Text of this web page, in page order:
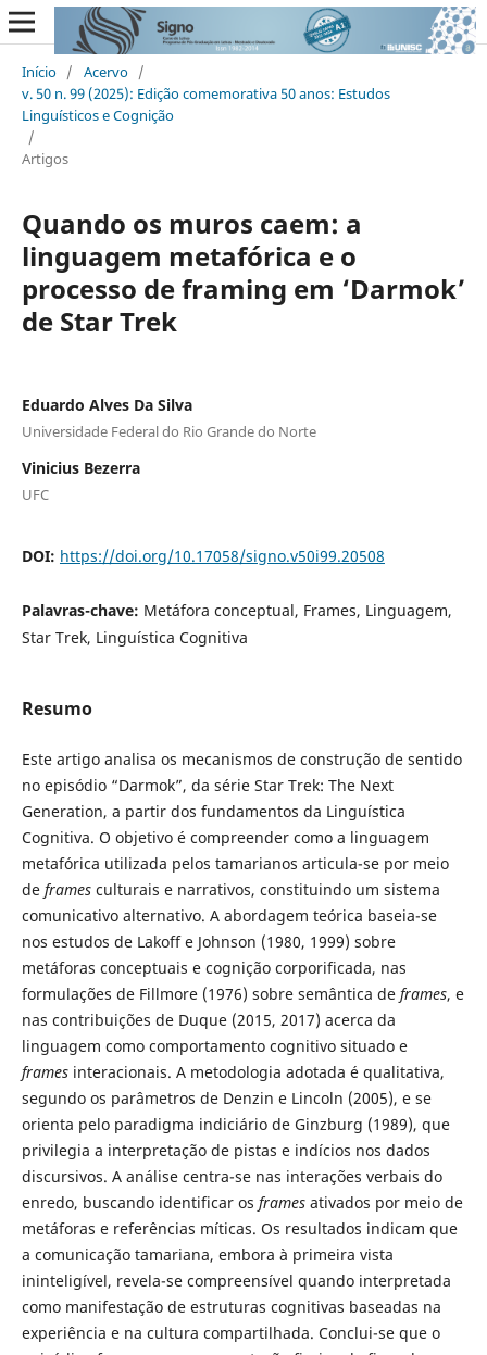
Início / Acervo /
v. 50 n. 99 (2025): Edição comemorativa 50 anos: Estudos
Linguísticos e Cognição
/
Artigos
Quando os muros caem: a
linguagem metafórica e o
processo de framing em ‘Darmok’
de Star Trek
Eduardo Alves Da Silva
Universidade Federal do Rio Grande do Norte
Vinicius Bezerra
UFC
DOI: https://doi.org/10.17058/signo.v50i99.20508
Palavras-chave: Metáfora conceptual, Frames, Linguagem,
Star Trek, Linguística Cognitiva
Resumo
Este artigo analisa os mecanismos de construção de sentido
no episódio “Darmok”, da série Star Trek: The Next
Generation, a partir dos fundamentos da Linguística
Cognitiva. O objetivo é compreender como a linguagem
metafórica utilizada pelos tamarianos articula-se por meio
de framesculturais e narrativos, constituindo um sistema
comunicativo alternativo. A abordagem teórica baseia-se
nos estudos de Lakoff e Johnson (1980, 1999) sobre
metáforas conceptuais e cognição corporificada, nas
formulações de Fillmore (1976) sobre semântica de frames, e
nas contribuições de Duque (2015, 2017) acerca da
linguagem como comportamento cognitivo situado e
framesinteracionais. A metodologia adotada é qualitativa,
segundo os parâmetros de Denzin e Lincoln (2005), e se
orienta pelo paradigma indiciário de Ginzburg (1989), que
privilegia a interpretação de pistas e indícios nos dados
discursivos. A análise centra-se nas interações verbais do
enredo, buscando identificar os framesativados por meio de
metáforas e referências míticas. Os resultados indicam que
a comunicação tamariana, embora à primeira vista
ininteligível, revela-se compreensível quando interpretada
como manifestação de estruturas cognitivas baseadas na
experiência e na cultura compartilhada. Conclui-se que o